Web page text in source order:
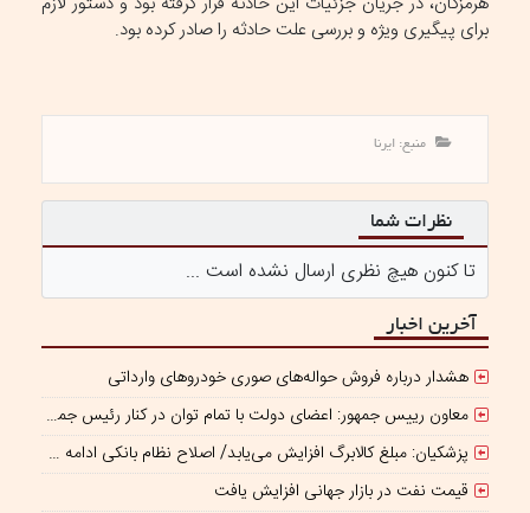
برای پیگیری ویژه و بررسی علت حادثه را صادر کرده بود.
منبع: ایرنا
نظرات شما
تا کنون هیچ نظری ارسال نشده است ...
آخرین اخبار
هشدار درباره فروش حواله‌های صوری خودروهای وارداتی
معاون رییس جمهور: اعضای دولت با تمام توان در کنار رئیس جمهوری برای ایران ایستاده‌اند
پزشکیان: مبلغ کالابرگ افزایش می‌یابد/ اصلاح نظام بانکی ادامه دارد
قیمت نفت در بازار جهانی افزایش یافت